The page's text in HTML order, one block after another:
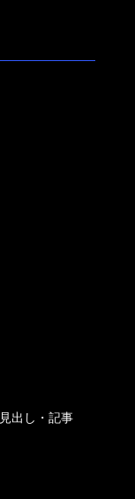
出し・記事